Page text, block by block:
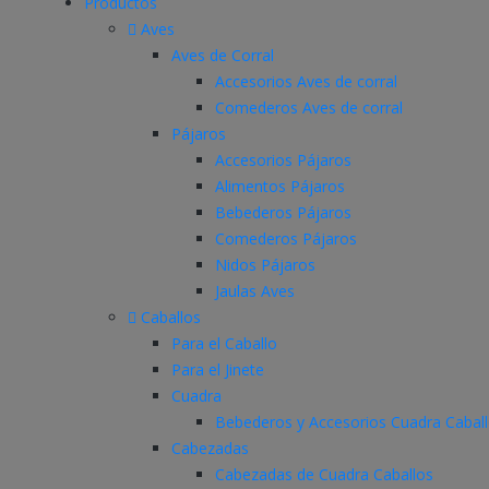
Aves
Aves de Corral
Accesorios Aves de corral
Comederos Aves de corral
Pájaros
Accesorios Pájaros
Alimentos Pájaros
Bebederos Pájaros
Comederos Pájaros
Nidos Pájaros
Jaulas Aves
Caballos
Para el Caballo
Para el Jinete
Cuadra
Bebederos y Accesorios Cuadra
Cabezadas
Cabezadas de Cuadra Caballos